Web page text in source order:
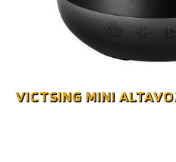
VICTSING MINI